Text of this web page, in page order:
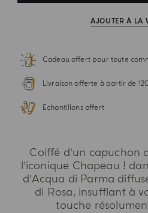
AJOUTER À LA
Cadeau offert pour toute
Livraison offerte à partir de
Échantillons offert
Coiffé d’un capuchon
l’iconique Chapeau !
d’Acqua di Parma
di Rosa, insufflant à
touche